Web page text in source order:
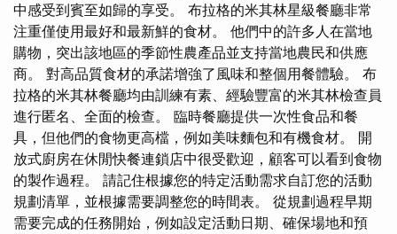
中感受到賓至如歸的享受。 布拉格的米其林星級餐廳非常
注重僅使用最好和最新鮮的食材。 他們中的許多人在當地
購物，突出該地區的季節性農產品並支持當地農民和供應
商。 對高品質食材的承諾增強了風味和整個用餐體驗。 布
拉格的米其林餐廳均由訓練有素、經驗豐富的米其林檢查員
進行匿名、全面的檢查。 臨時餐廳提供一次性食品和餐
具，但他們的食物更高檔，例如美味麵包和有機食材。 開
放式廚房在休閒快餐連鎖店中很受歡迎，顧客可以看到食物
的製作過程。 請記住根據您的特定活動需求自訂您的活動
規劃清單，並根據需要調整您的時間表。 從規劃過程早期
需要完成的任務開始，例如設定活動日期、確保場地和預